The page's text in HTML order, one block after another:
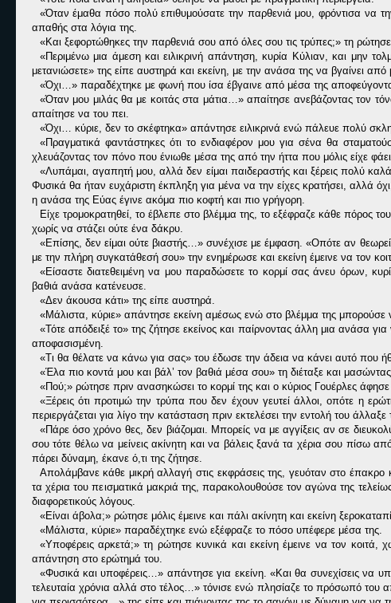
«Όταν έμαθα πόσο πολύ επιθυμούσατε την παρθενιά μου, φρόντισα να
απαθής στα λόγια της.
«Και ξεφορτώθηκες την παρθενιά σου από όλες σου τις τρύπες;» τη
«Περιμένω μια άμεση και ειλικρινή απάντηση, κυρία Κύλιαν, και μην
μετανιώσετε» της είπε αυστηρά και εκείνη, με την ανάσα της να βγαίνει
«Όχι…» παραδέχτηκε με φωνή που ίσα έβγαινε από μέσα της
«Όταν μου μιλάς θα με κοιτάς στα μάτια…» απαίτησε ανεβάζοντας τον
απαίτησε να του πει.
«Όχι… κύριε, δεν το σκέφτηκα» απάντησε ειλικρινά ενώ πάλευε πολύ
«Πραγματικά φαντάστηκες ότι το ενδιαφέρον μου για σένα θα
χλευάζοντας τον πόνο που ένιωθε μέσα της από την ήττα που μόλις είχε
«Λυπάμαι, αγαπητή μου, αλλά δεν είμαι παιδεραστής και ξέρεις πολύ
Φυσικά θα ήταν ευχάριστη έκπληξη για μένα να την είχες κρατήσει, αλλά
η ανάσα της Εύας έγινε ακόμα πιο κοφτή και πιο γρήγορη.
Είχε τρομοκρατηθεί, το έβλεπε στο βλέμμα της, το εξέφραζε κάθε πόρος
χωρίς να στάζει ούτε ένα δάκρυ.
«Επίσης, δεν είμαι ούτε βιαστής…» συνέχισε με έμφαση. «Οπότε αν
με την πλήρη συγκατάθεσή σου» την ενημέρωσε και εκείνη έμεινε να τον
«Είσαστε διατεθειμένη να μου παραδώσετε το κορμί σας άνευ όρων,
βαθιά ανάσα κατένευσε.
«Δεν άκουσα κάτι» της είπε αυστηρά.
«Μάλιστα, κύριε» απάντησε εκείνη αμέσως ενώ στο βλέμμα της μπορούσε
«Τότε απόδειξέ το» της ζήτησε εκείνος και παίρνοντας άλλη μια ανάσα
αποφασισμένη.
«Τι θα θέλατε να κάνω για σας» του έδωσε την άδεια να κάνει αυτό που
«Έλα πιο κοντά μου και βάλ’ τον βαθιά μέσα σου» τη διέταξε και
«Πού;» ρώτησε πριν ανασηκώσει το κορμί της και ο κύριος Γουέρλες άφησε
«Ξέρεις ότι προτιμώ την τρύπα που δεν έχουν γευτεί άλλοι, οπότε η
περιεργάζεται για λίγο την κατάσταση πριν εκτελέσει την εντολή του
«Πάρε όσο χρόνο θες, δεν βιάζομαι. Μπορείς να με αγγίξεις αν σε
σου τότε θέλω να μείνεις ακίνητη και να βάλεις ξανά τα χέρια σου πίσω
πάρει δύναμη, έκανε ό,τι της ζήτησε.
Απολάμβανε κάθε μικρή αλλαγή στις εκφράσεις της, γευόταν στο
τα χέρια του πεισματικά μακριά της, παρακολουθούσε τον αγώνα της
διαφορετικούς λόγους.
«Είναι άβολα;» ρώτησε μόλις έμεινε και πάλι ακίνητη και εκείνη
«Μάλιστα, κύριε» παραδέχτηκε ενώ εξέφραζε το πόσο υπέφερε μέσα της.
«Υποφέρεις αρκετά;» τη ρώτησε κυνικά και εκείνη έμεινε να τον
απάντηση στο ερώτημά του.
«Φυσικά και υποφέρεις…» απάντησε για εκείνη. «Και θα συνεχίσεις να
τελευταία χρόνια αλλά στο τέλος…» τόνισε ενώ πλησίαζε το πρόσωπό του